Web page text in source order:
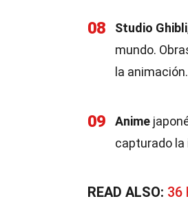
08 Studio Ghibli
mundo.
la animación.
09 Anime
capturado
READ ALSO: 36